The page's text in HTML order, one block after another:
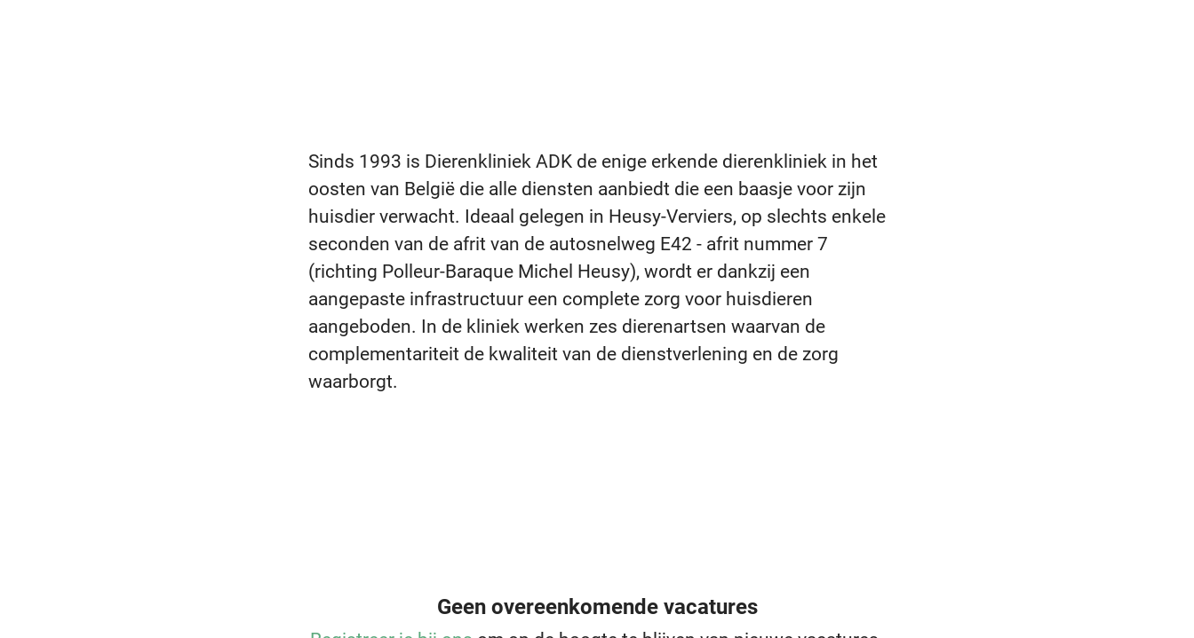
Sinds 1993 is Dierenkliniek ADK de enige erkende dierenkliniek in het
oosten van België die alle diensten aanbiedt die een baasje voor zijn
huisdier verwacht. Ideaal gelegen in Heusy-Verviers, op slechts enkele
seconden van de afrit van de autosnelweg E42 - afrit nummer 7
(richting Polleur-Baraque Michel Heusy), wordt er dankzij een
aangepaste infrastructuur een complete zorg voor huisdieren
aangeboden. In de kliniek werken zes dierenartsen waarvan de
complementariteit de kwaliteit van de dienstverlening en de zorg
waarborgt.
Geen overeenkomende vacatures